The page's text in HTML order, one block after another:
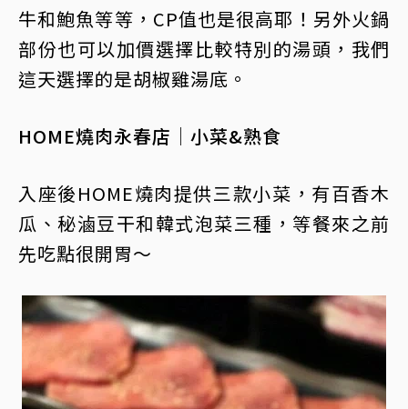
牛和鮑魚等等，CP值也是很高耶！另外火鍋
部份也可以加價選擇比較特別的湯頭，我們
這天選擇的是胡椒雞湯底。
HOME燒肉永春店│小菜&熟食
入座後HOME燒肉提供三款小菜，有百香木
瓜、秘滷豆干和韓式泡菜三種，等餐來之前
先吃點很開胃～